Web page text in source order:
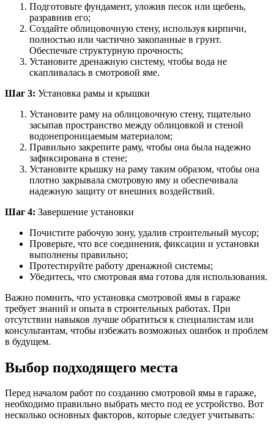
Подготовьте фундамент, уложив песок или щебень,
разравнив его;
Создайте облицовочную стену, используя кирпичи,
полностью или частично закопанные в грунт.
Обеспечьте структурную прочность;
Установите дренажную систему, чтобы вода не
скапливалась в смотровой яме.
Шаг 3: Установка рамы и крышки
Установите раму на облицовочную стену, тщательно
засыпав пространство между облицовкой и стеной
водонепроницаемым материалом;
Правильно закрепите раму, чтобы она была надежно
зафиксирована в стене;
Установите крышку на раму таким образом, чтобы она
плотно закрывала смотровую яму и обеспечивала
надежную защиту от внешних воздействий.
Шаг 4: Завершение установки
Почистите рабочую зону, удалив строительный мусор;
Проверьте, что все соединения, фиксации и установки
выполнены правильно;
Протестируйте работу дренажной системы;
Убедитесь, что смотровая яма готова для использования.
Важно помнить, что установка смотровой ямы в гараже
требует знаний и опыта в строительных работах. При
отсутствии навыков лучше обратиться к специалистам или
консультантам, чтобы избежать возможных ошибок и проблем
в будущем.
Выбор подходящего места
Перед началом работ по созданию смотровой ямы в гараже,
необходимо правильно выбрать место под ее устройство. Вот
несколько основных факторов, которые следует учитывать: